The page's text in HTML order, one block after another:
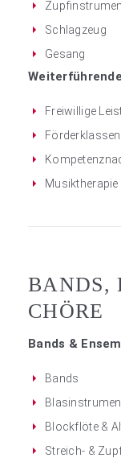
Schlagzeug
Gesang
Freiwillige
Förderklassen
Musiktherapie
BANDS,
CHÖRE
Bands &
Bands
Blockflöte &
Streich- &